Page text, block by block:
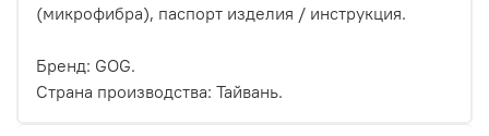
(микрофибра), паспорт изделия / инструкция.
Бренд: GOG.
Страна производства: Тайвань.